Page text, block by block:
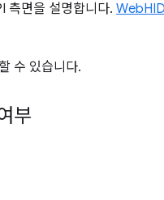
측면을 설명합니다.
수 있습니다.
부